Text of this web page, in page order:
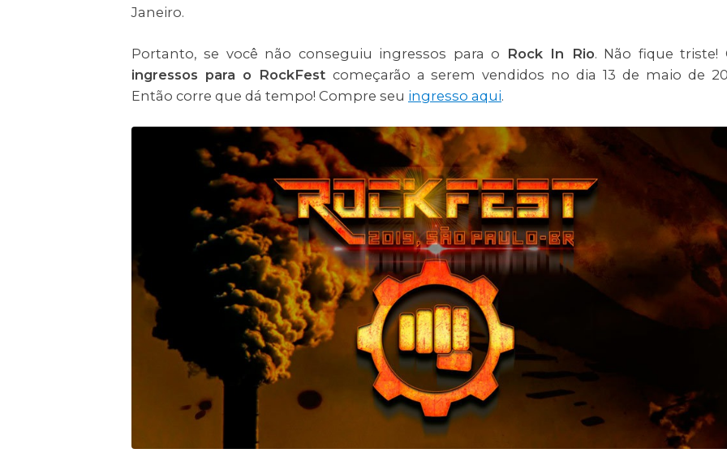
Janeiro.
Portanto, se você não conseguiu ingressos para o Rock In Rio. Não fique triste!
ingressos para o RockFest começarão a serem vendidos no dia 13 de maio de
Então corre que dá tempo! Compre seu ingresso aqui.